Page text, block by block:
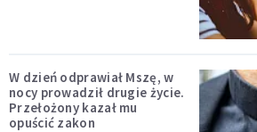
W dzień odprawiał Mszę, w
nocy prowadził drugie życie.
Przełożony kazał mu
opuścić zakon